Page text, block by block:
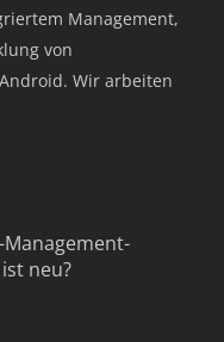
Management,
von
Wir arbeiten
Management-
neu?